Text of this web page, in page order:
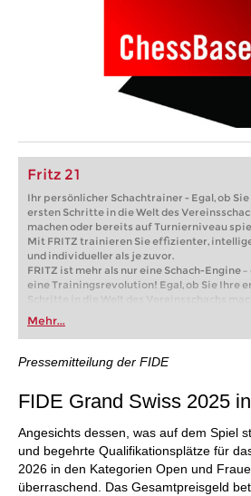
Fritz 21
Ihr persönlicher Schachtrainer - Egal, ob
ersten Schritte in die Welt des
machen oder bereits auf Turnierniveau
Mit FRITZ trainieren Sie effizienter,
und individueller als je zuvor.
FRITZ ist mehr als nur eine Schach-Engine –
eine Trainingsrevolution! Egal, ob Sie Ihre
Schritte in die Welt des Vereinsschachs
oder bereits auf Turnierniveau spielen: Mit
FRITZ trainieren Sie effizienter, intelligenter
individueller als je zuvor.
Mehr...
Pressemitteilung der FIDE
FIDE Grand Swiss 2025
Angesichts dessen, was auf dem Spiel
und begehrte Qualifikationsplätze für
2026 in den Kategorien Open und
überraschend. Das Gesamtpreisgeld